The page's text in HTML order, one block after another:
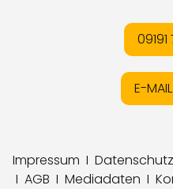
E-
Impressum I Datenschutz
I AGB I Mediadaten I